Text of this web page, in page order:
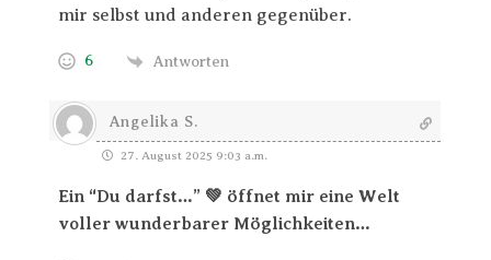
mir selbst und anderen gegenüber.
6 Antworten
Angelika S.
27. August 2025 9:03 a.m.
Ein “Du darfst…” 💚 öffnet mir eine Welt
voller wunderbarer Möglichkeiten…